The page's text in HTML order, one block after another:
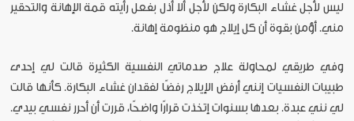
ليس لأجل غشاء البكارة ولكن لأجل ألا أذل بفعل رأيته قمة الإهانة والتحقير
مني. أؤمن بقوة أن كل إيلاج هو منظومة إهانة.
وفي طريقي لمحاولة علاج صدماتي النفسية الكثيرة قالت لي إحدى
طبيبات النفسيات إنني أرفض الإيلاج رفضًا لفقدان غشاء البكارة. كأنها قالت
لي نني عبدة. بعدها بسنوات إتخذت قرارًا واضحًا، قررت أن أحرر نفسي بيدي.